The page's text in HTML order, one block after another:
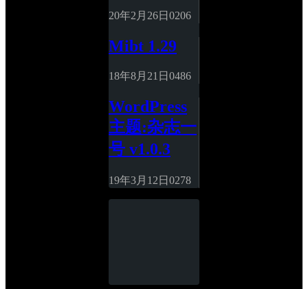
20年2月26日 0206
Mibt 1.29
18年8月21日 0486
WordPress
主题:杂志一
号 v1.0.3
19年3月12日 0278